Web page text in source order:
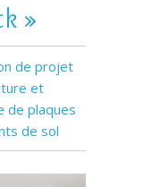
»
de projet
et
de plaques
de sol